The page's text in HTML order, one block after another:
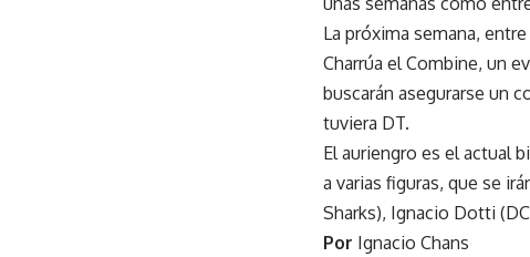
La próxima semana,
Charrúa el Combine, un
buscarán asegurarse un
tuviera DT.
El auriengro es el actual
a varias figuras, que se
Sharks), Ignacio Dotti
Por Ignacio Chans